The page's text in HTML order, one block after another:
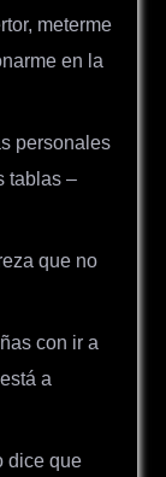
meterme
en la
personales
tablas –
que no
con ir a
a
dice que